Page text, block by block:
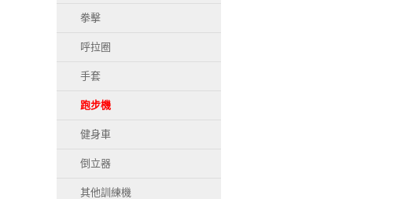
拳擊
呼拉圈
手套
跑步機
健身車
倒立器
其他訓練機